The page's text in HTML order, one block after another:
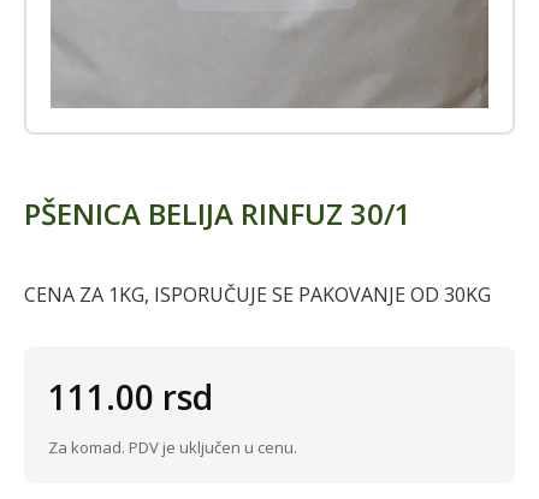
PŠENICA BELIJA RINFUZ 30/1
CENA ZA 1KG, ISPORUČUJE SE PAKOVANJE OD 30KG
111.00 rsd
Za komad. PDV je uključen u cenu.